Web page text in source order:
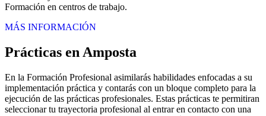
Formación en centros de trabajo.
MÁS INFORMACIÓN
Prácticas en Amposta
En la Formación Profesional asimilarás habilidades enfocadas a su
implementación práctica y contarás con un bloque completo para la
ejecución de las prácticas profesionales. Estas prácticas te permitiran
seleccionar tu trayectoria profesional al entrar en contacto con una